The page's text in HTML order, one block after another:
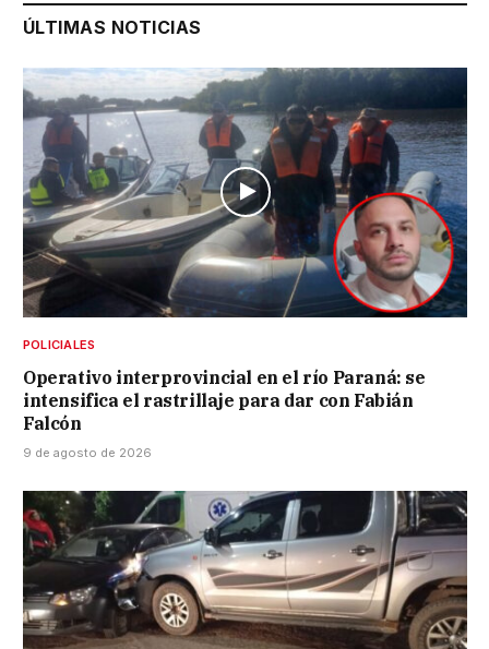
ÚLTIMAS NOTICIAS
POLICIALES
Operativo interprovincial en el río Paraná: se
intensifica el rastrillaje para dar con Fabián
Falcón
9 de agosto de 2026